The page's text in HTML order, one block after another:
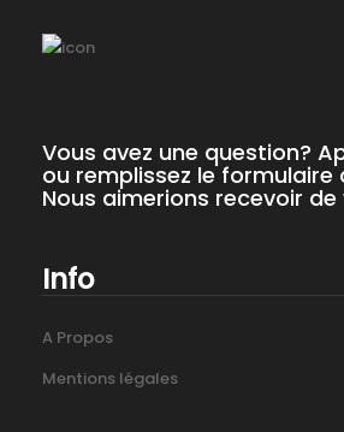
Vous avez une question?
ou remplissez le
Nous aimerions recevoir de
Info
A Propos
Mentions légales